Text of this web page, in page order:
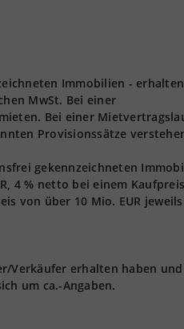
Immobilien -
MwSt. Bei einer
Bei einer
Provisionssätze
gekennzeichneten
4 % netto bei einem
von über 10 Mio. EUR
Verkäufer erhalten haben und
um ca.-Angaben.